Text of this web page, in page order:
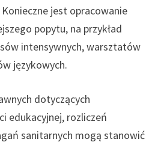
jest opracowanie
popytu, na przykład
intensywnych, warsztatów
językowych.
dotyczących
edukacyjnej, rozliczeń
sanitarnych mogą stanowić